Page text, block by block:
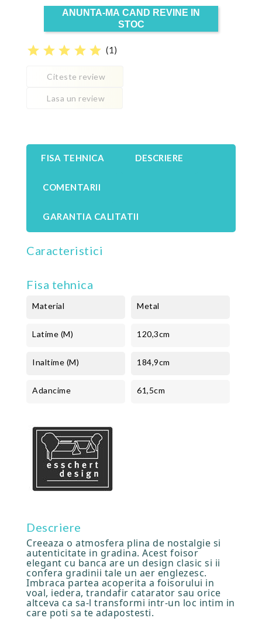
ANUNTA-MA CAND REVINE IN
STOC
star star star star star (1)
Citeste review
Lasa un review
FISA TEHNICA DESCRIERE
COMENTARII
GARANTIA CALITATII
Caracteristici
Fisa tehnica
Material Metal
Latime (m) 120,3cm
Inaltime (m) 184,9cm
Adancime 61,5cm
Descriere
Creeaza o atmosfera plina de nostalgie si
autenticitate in gradina. Acest foisor
elegant cu banca are un design clasic si ii
confera gradinii tale un aer englezesc.
Imbraca partea acoperita a foisorului in
voal, iedera, trandafir catarator sau orice
altceva ca sa-l transformi intr-un loc intim in
care poti sa te adapostesti.